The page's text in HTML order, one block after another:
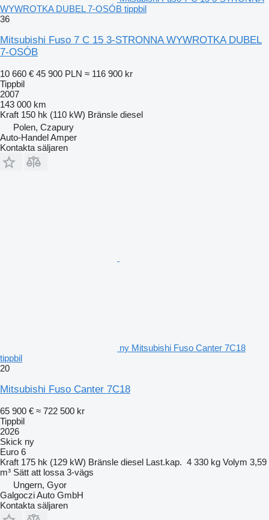
WYWROTKA DUBEL 7-OSÓB tippbil
36
Mitsubishi Fuso 7 C 15 3-STRONNA WYWROTKA DUBEL
7-OSÓB
10 660 € 45 900 PLN ≈ 116 900 kr
Tippbil
2007
143 000 km
Kraft 150 hk (110 kW) Bränsle diesel
Polen, Czapury
Auto-Handel Amper
Kontakta säljaren
ny Mitsubishi Fuso Canter 7C18
tippbil
20
Mitsubishi Fuso Canter 7C18
65 900 € ≈ 722 500 kr
Tippbil
2026
Skick ny
Euro 6
Kraft 175 hk (129 kW) Bränsle diesel Last.kap. 4 330 kg Volym 3,59
m³ Sätt att lossa 3-vägs
Ungern, Gyor
Galgoczi Auto GmbH
Kontakta säljaren